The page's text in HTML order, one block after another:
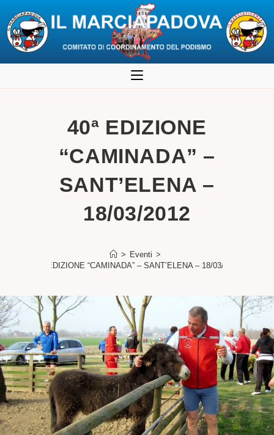
al
40ª EDIZIONE
“CAMINADA” –
SANT’ELENA –
18/03/2012
> Eventi >
40ª EDIZIONE “CAMINADA” – SANT’ELENA – 18/03/2012